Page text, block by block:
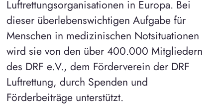
Luftrettungsorganisationen in Europa. Bei
dieser überlebenswichtigen Aufgabe für
Menschen in medizinischen Notsituationen
wird sie von den über 400.000 Mitgliedern
des DRF e.V., dem Förderverein der DRF
Luftrettung, durch Spenden und
Förderbeiträge unterstützt.